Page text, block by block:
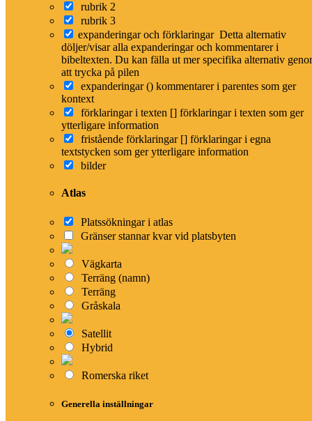
rubrik 2
rubrik 3
expanderingar och förklaringar Detta alternativ
döljer/visar alla expanderingar och kommentarer i
bibeltexten. Du kan fälla ut mer specifika alternativ
att trycka på pilen
expanderingar () kommentarer i parentes som ger
kontext
förklaringar i texten [] förklaringar i texten som ger
ytterligare information
fristående förklaringar [] förklaringar i egna
textstycken som ger ytterligare information
bilder
Atlas
Platssökningar i atlas
Gränser stannar kvar vid platsbyten
Vägkarta
Terräng (namn)
Terräng
Gråskala
Satellit
Hybrid
Romerska riket
Generella inställningar
Databasen med alla personer är under uppbyggnad. Hittar du något
hör gärna av dig.
Familjeträd
Släktträdet visar Besers föräldrar, barn och barnbarn.
stora familjeträdet
Tsofach
Tsofach
Beser
barn nr: 6
De symboler som används är:
Man
hustru
Kvinna
Härskare/ledare
Referenser (1)
Interlinjär
, Hod, Shamma, Shilsha, Jitran och Beera.